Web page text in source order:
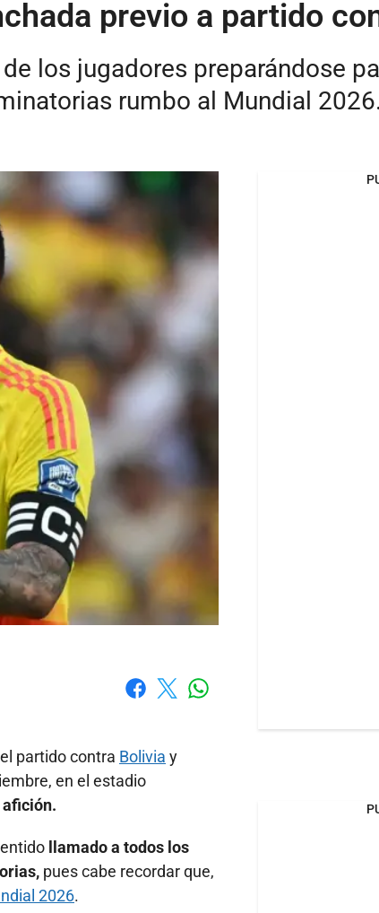
previo a partido
los jugadores preparándose
rumbo al Mundial 2026.
partido contra Bolivia y
en el estadio
afición.
llamado a todos los
pues cabe recordar que,
2026.